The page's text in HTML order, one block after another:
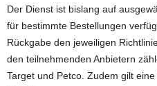
Der Dienst ist bislang auf
für bestimmte Bestellungen
Rückgabe den jeweiligen
den teilnehmenden Anbietern
Target und Petco. Zudem gilt